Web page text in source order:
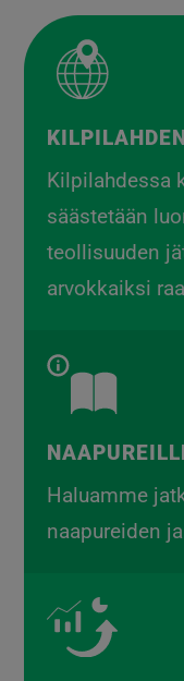
Kilpilahdessa
säästetään
teollisuuden
arvokkaiksi
Haluamme
naapureiden